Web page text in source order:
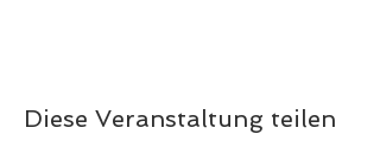
Diese Veranstaltung teilen